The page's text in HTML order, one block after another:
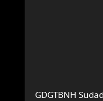
GDGTBNH